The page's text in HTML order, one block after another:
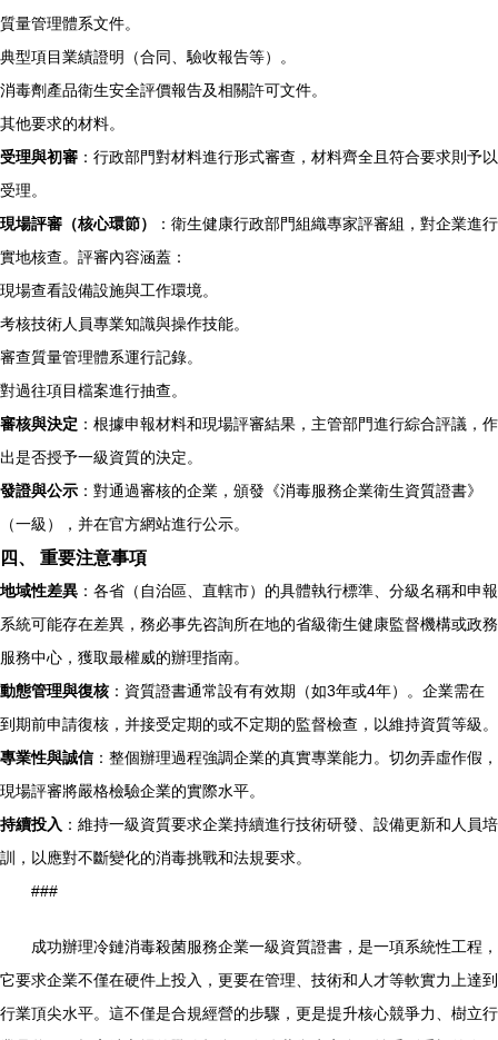
質量管理體系文件。
典型項目業績證明（合同、驗收報告等）。
消毒劑產品衛生安全評價報告及相關許可文件。
其他要求的材料。
受理與初審 ：行政部門對材料進行形式審查，材料齊全且符合要求則予以
受理。
現場評審（核心環節）
：衛生健康行政部門組織專家評審組，對企業進行
實地核查。評審內容涵蓋：
現場查看設備設施與工作環境。
考核技術人員專業知識與操作技能。
審查質量管理體系運行記錄。
對過往項目檔案進行抽查。
審核與決定 ：根據申報材料和現場評審結果，主管部門進行綜合評議，作
出是否授予一級資質的決定。
發證與公示 ：對通過審核的企業，頒發《消毒服務企業衛生資質證書》
（一級），并在官方網站進行公示。
四、 重要注意事項
地域性差異 ：各省（自治區、直轄市）的具體執行標準、分級名稱和申報
系統可能存在差異，務必事先咨詢所在地的省級衛生健康監督機構或政務
服務中心，獲取最權威的辦理指南。
動態管理與復核 ：資質證書通常設有有效期（如3年或4年）。企業需在
到期前申請復核，并接受定期的或不定期的監督檢查，以維持資質等級。
專業性與誠信：整個辦理過程強調企業的真實專業能力。切勿弄虛作假，
現場評審將嚴格檢驗企業的實際水平。
持續投入 ：維持一級資質要求企業持續進行技術研發、設備更新和人員培
訓，以應對不斷變化的消毒挑戰和法規要求。
###
成功辦理冷鏈消毒殺菌服務企業一級資質證書，是一項系統性工程，
它要求企業不僅在硬件上投入，更要在管理、技術和人才等軟實力上達到
行業頂尖水平。這不僅是合規經營的步驟，更是提升核心競爭力、樹立行